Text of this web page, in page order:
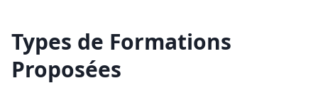
Types de Formations
Proposées